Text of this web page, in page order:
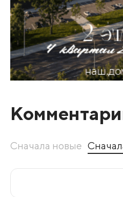
Сначала новые